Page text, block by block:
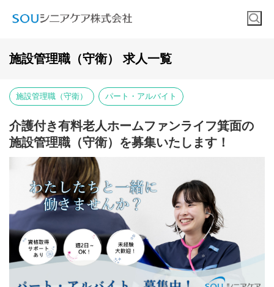
施設管理職（守衛） 求人一覧
施設管理職（守衛） パート・アルバイト
介護付き有料老人ホームファンライフ箕面の
施設管理職（守衛）を募集いたします！